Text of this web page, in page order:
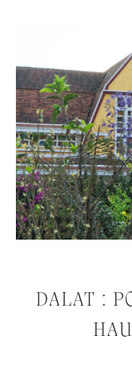
DALAT :